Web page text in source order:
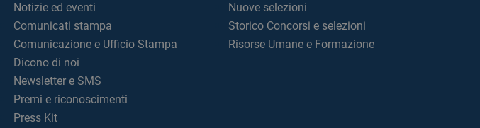
Notizie ed eventi
Comunicati stampa
Comunicazione e Ufficio Stampa
Dicono di noi
Newsletter e SMS
Premi e riconoscimenti
Press Kit
Nuove selezioni
Storico Concorsi e selezioni
Risorse Umane e Formazione